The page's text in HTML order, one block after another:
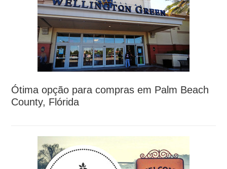
Ótima opção para compras em Palm Beach
County, Flórida